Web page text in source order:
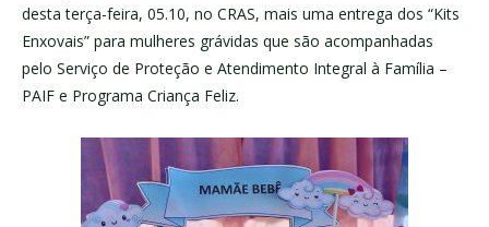
desta terça-feira, 05.10, no CRAS, mais uma entrega dos “Kits
Enxovais” para mulheres grávidas que são acompanhadas
pelo Serviço de Proteção e Atendimento Integral à Família –
PAIF e Programa Criança Feliz.